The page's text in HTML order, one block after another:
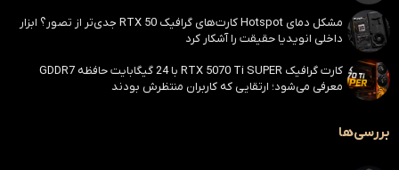
مشکل دمای Hotspot کارت‌های گرافیک RTX 50 جدی‌تر از تصور؟ ابزار
داخلی انویدیا حقیقت را آشکار کرد
کارت گرافیک RTX 5070 Ti SUPER با 24 گیگابایت حافظه GDDR7
معرفی می‌شود؛ ارتقایی که کاربران منتظرش بودند
بررسی‌ها